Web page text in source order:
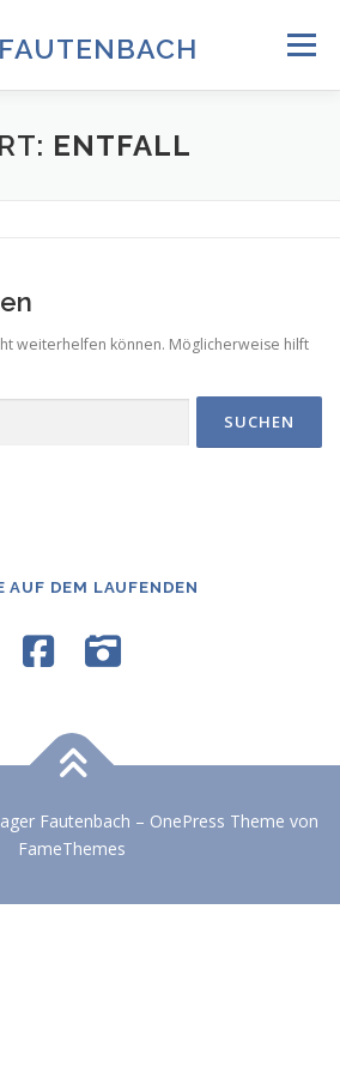
Menü
INFOS & PROGRAMM
ENTFALL
weiterhelfen können. Möglicherweise hilft
AUF DEM LAUFENDEN
Fautenbach – OnePress Theme von
FameThemes